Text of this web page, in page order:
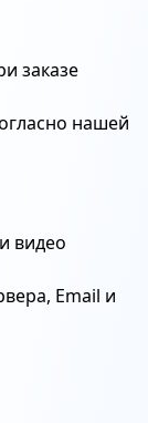
заказе
нашей
видео
Email и